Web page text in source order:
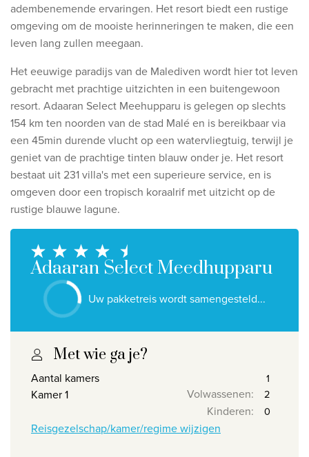
Ontdekking Sri Lanka
Bekijk alle rondreizen
Ontdek onze thema's
Huwelijksreis
Adults only
Luxury
Bekijk alle thema's
De beste aanbiedingen
IKYK Malta
Dhigali Resort Maldives
SALT of Palmar Mauritius
Over Travelworld
Waarom Travelworld
adembenemende ervaringen. Het resort biedt een rustige
omgeving om de mooiste herinneringen te maken, die een
leven lang zullen meegaan.
Het eeuwige paradijs van de Malediven wordt hier tot leven
gebracht met prachtige uitzichten in een buitengewoon
resort. Adaaran Select Meehupparu is gelegen op slechts
154 km ten noorden van de stad Malé en is bereikbaar via
een 45min durende vlucht op een watervliegtuig, terwijl je
geniet van de prachtige tinten blauw onder je. Het resort
bestaat uit 231 villa's met een superieure service, en is
omgeven door een tropisch koraalrif met uitzicht op de
rustige blauwe lagune.
Adaaran Select Meedhupparu
Uw pakketreis wordt samengesteld...
Met wie ga je?
Aantal kamers
Kamer 1
Volwassenen:
Kinderen:
Reisgezelschap/kamer/regime wijzigen